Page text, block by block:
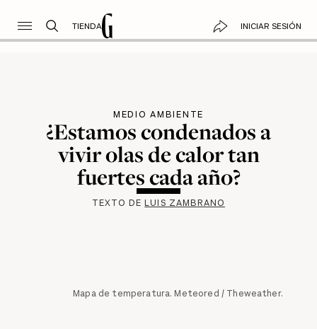
TIENDA INICIAR SESIÓN
MEDIO AMBIENTE
¿Estamos condenados a
vivir olas de calor tan
fuertes cada año?
TEXTO DELUIS ZAMBRANO
Mapa de temperatura. Meteored / Theweather.